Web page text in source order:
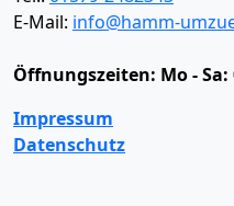
E-Mail: info@hamm-
Öffnungszeiten: Mo -
Impressum
Datenschutz